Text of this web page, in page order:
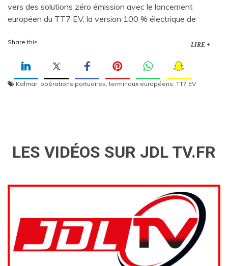
vers des solutions zéro émission avec le lancement
européen du TT7 EV, la version 100 % électrique de
Share this... LIRE +
Kalmar, opérations portuaires ,terminaux européens TT7 EV
LES VIDÉOS SUR JDL TV.FR